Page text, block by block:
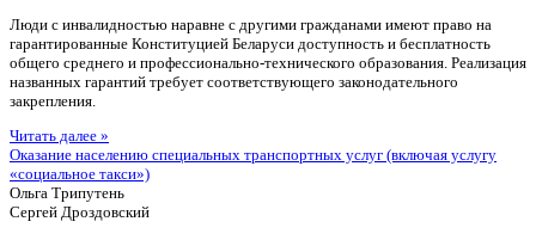
Люди с инвалидностью наравне с другими гражданами имеют право на
гарантированные Конституцией Беларуси доступность и бесплатность
общего среднего и профессионально-технического образования. Реализация
названных гарантий требует соответствующего законодательного
закрепления.
Читать далее »
Оказание населению специальных транспортных услуг (включая услугу
«социальное такси»)
Ольга Трипутень
Сергей Дроздовский